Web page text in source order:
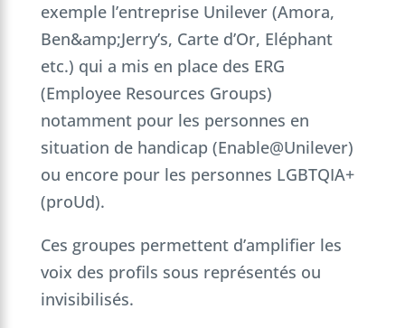
exemple l’entreprise Unilever (Amora,
Ben&amp;Jerry’s, Carte d’Or, Eléphant
etc.) qui a mis en place des ERG
(Employee Resources Groups)
notamment pour les personnes en
situation de handicap (Enable@Unilever)
ou encore pour les personnes LGBTQIA+
(proUd).
Ces groupes permettent d’amplifier les
voix des profils sous représentés ou
invisibilisés.